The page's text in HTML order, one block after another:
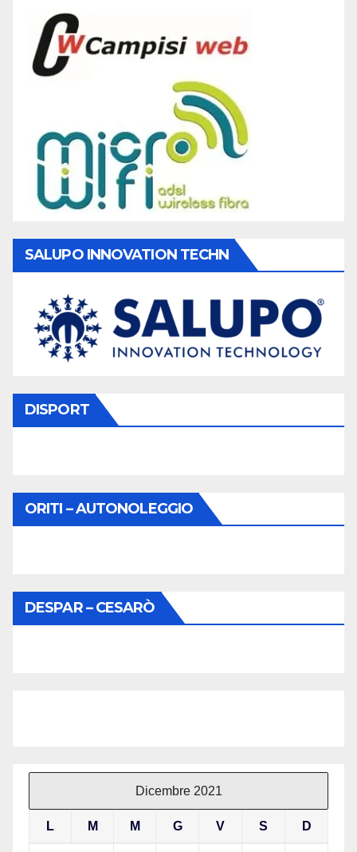
SALUPO INNOVATION TECHN
DISPORT
ORITI – AUTONOLEGGIO
DESPAR – CESARÒ
Dicembre 2021
L M M G V S D